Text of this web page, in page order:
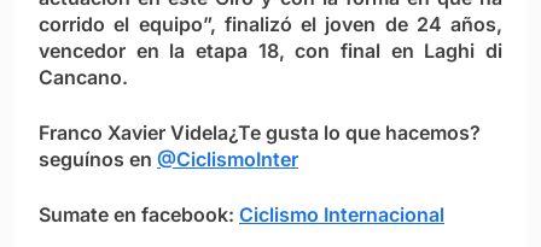
corrido el equipo”, finalizó el joven de 24 años,
vencedor en la etapa 18, con final en Laghi di
Cancano.
Franco Xavier Videla¿Te gusta lo que hacemos?
seguínos en @CiclismoInter
Sumate en facebook: Ciclismo Internacional